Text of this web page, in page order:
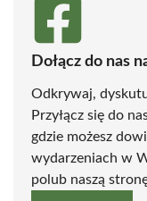
Dołącz do nas
Odkrywaj,
Przyłącz się do
gdzie możesz
wydarzeniach w
polub naszą